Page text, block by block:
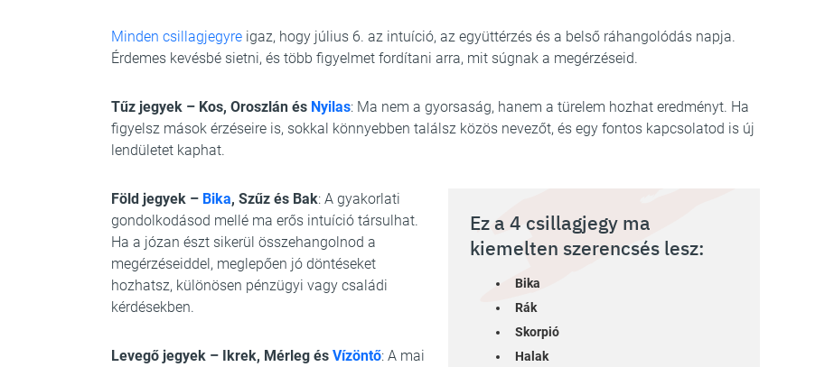
Minden csillagjegyre igaz, hogy július 6. az intuíció, az együttérzés és a belső ráhangolódás napja.
Érdemes kevésbé sietni, és több figyelmet fordítani arra, mit súgnak a megérzéseid.
Tűz jegyek – Kos, Oroszlán és Nyilas: Ma nem a gyorsaság, hanem a türelem hozhat eredményt. Ha
figyelsz mások érzéseire is, sokkal könnyebben találsz közös nevezőt, és egy fontos kapcsolatod is új
lendületet kaphat.
Ez a 4 csillagjegy ma
kiemelten szerencsés lesz:
Bika
Rák
Skorpió
Halak
Föld jegyek – Bika, Szűz és Bak: A gyakorlati
gondolkodásod mellé ma erős intuíció társulhat.
Ha a józan észt sikerül összehangolnod a
megérzéseiddel, meglepően jó döntéseket
hozhatsz, különösen pénzügyi vagy családi
kérdésekben.
Levegő jegyek – Ikrek, Mérleg és Vízöntő: A mai